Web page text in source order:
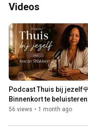
Videos
Podcast Thuis bij
Binnenkort te beluisteren
56 views • 1 month ago